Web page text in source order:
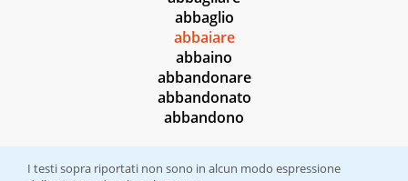
abbaglio
abbaiare
abbaino
abbandonare
abbandonato
abbandono
I testi sopra riportati non sono in alcun modo espressione